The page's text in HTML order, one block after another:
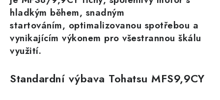
hladkým během, snadným
startováním, optimalizovanou spotřebou a
vynikajícím výkonem pro všestrannou škálu
využití.
Standardní výbava Tohatsu MFS9,9CY